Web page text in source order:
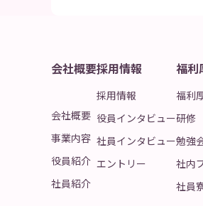
会社概要
会社概要
事業内容
役員紹介
社員紹介
採用情報
採用情報
役員インタビュー
社員インタビュー
エントリー
福利
福利
研修
勉強
社内
社員